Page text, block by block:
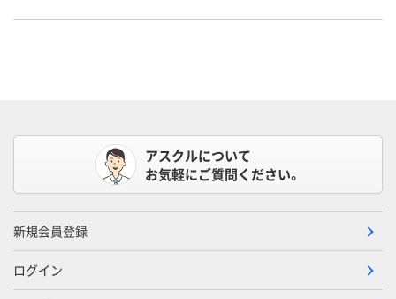
アスクルについて
お気軽にご質問ください。
新規会員登録
ログイン